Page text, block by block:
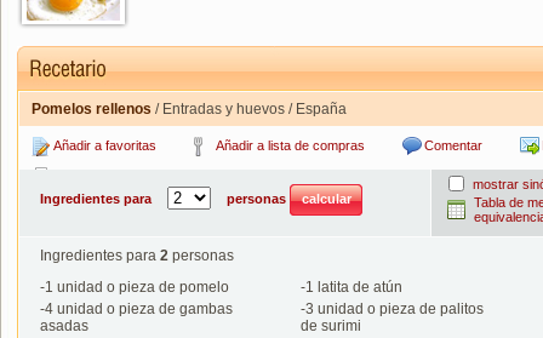
Pomelos rellenos / Entradas y huevos / España
Añadir a favoritas Añadir a lista de compras Comentar
Ingredientes para
personas
mostrar
Tabla de
Ingredientes para 2 personas
-1 unidad o pieza de pomelo -1 latita de atún
-4 unidad o pieza de gambas
asadas
-3 unidad o pieza de palitos
de surimi